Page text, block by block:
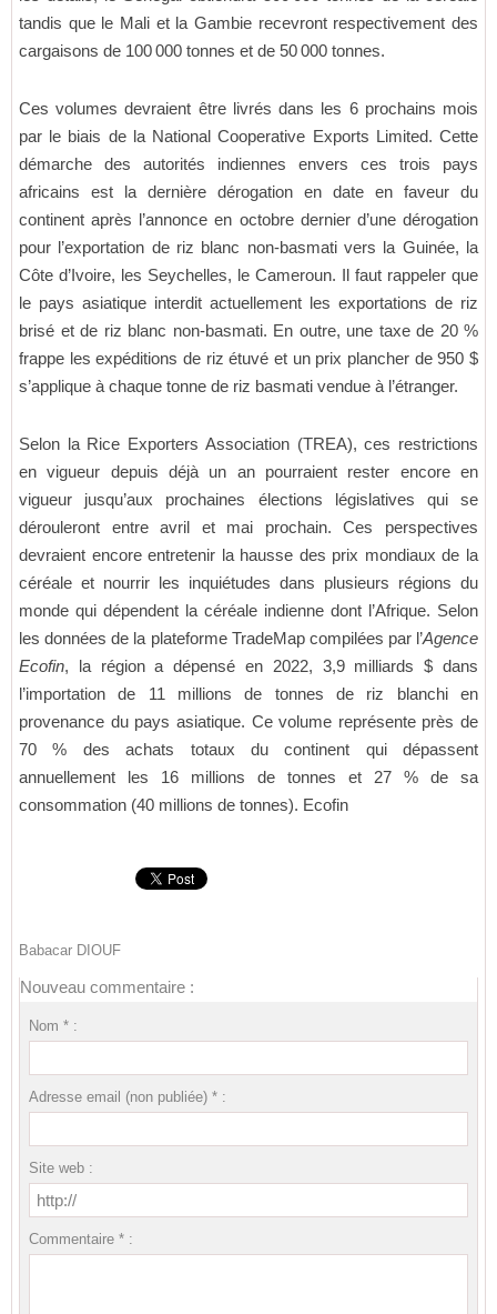
tandis que le Mali et la Gambie recevront respectivement des
cargaisons de 100 000 tonnes et de 50 000 tonnes.
Ces volumes devraient être livrés dans les 6 prochains mois
par le biais de la National Cooperative Exports Limited. Cette
démarche des autorités indiennes envers ces trois pays
africains est la dernière dérogation en date en faveur du
continent après l’annonce en octobre dernier d’une dérogation
pour l’exportation de riz blanc non-basmati vers la Guinée, la
Côte d’Ivoire, les Seychelles, le Cameroun. Il faut rappeler que
le pays asiatique interdit actuellement les exportations de riz
brisé et de riz blanc non-basmati. En outre, une taxe de 20 %
frappe les expéditions de riz étuvé et un prix plancher de 950 $
s’applique à chaque tonne de riz basmati vendue à l’étranger.
Selon la Rice Exporters Association (TREA), ces restrictions
en vigueur depuis déjà un an pourraient rester encore en
vigueur jusqu’aux prochaines élections législatives qui se
dérouleront entre avril et mai prochain. Ces perspectives
devraient encore entretenir la hausse des prix mondiaux de la
céréale et nourrir les inquiétudes dans plusieurs régions du
monde qui dépendent la céréale indienne dont l’Afrique. Selon
les données de la plateforme TradeMap compilées par l’Agence
Ecofin, la région a dépensé en 2022, 3,9 milliards $ dans
l’importation de 11 millions de tonnes de riz blanchi en
provenance du pays asiatique. Ce volume représente près de
70 % des achats totaux du continent qui dépassent
annuellement les 16 millions de tonnes et 27 % de sa
consommation (40 millions de tonnes). Ecofin
Babacar DIOUF
Nouveau commentaire :
Nom * :
Adresse email (non publiée) * :
Site web :
Commentaire * :